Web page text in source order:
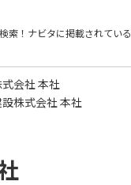
索！ ナビタに掲載されている
会社 本社
株式会社 本社